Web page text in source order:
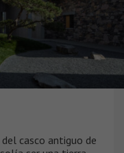
casco antiguo de